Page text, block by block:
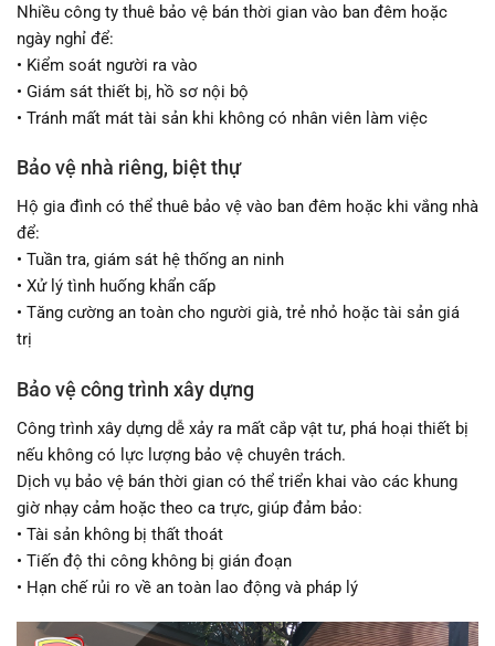
Nhiều công ty thuê bảo vệ bán thời gian vào ban đêm hoặc
ngày nghỉ để:
• Kiểm soát người ra vào
• Giám sát thiết bị, hồ sơ nội bộ
• Tránh mất mát tài sản khi không có nhân viên làm việc
Bảo vệ nhà riêng, biệt thự
Hộ gia đình có thể thuê bảo vệ vào ban đêm hoặc khi vắng nhà
để:
• Tuần tra, giám sát hệ thống an ninh
• Xử lý tình huống khẩn cấp
• Tăng cường an toàn cho người già, trẻ nhỏ hoặc tài sản giá
trị
Bảo vệ công trình xây dựng
Công trình xây dựng dễ xảy ra mất cắp vật tư, phá hoại thiết bị
nếu không có lực lượng bảo vệ chuyên trách.
Dịch vụ bảo vệ bán thời gian có thể triển khai vào các khung
giờ nhạy cảm hoặc theo ca trực, giúp đảm bảo:
• Tài sản không bị thất thoát
• Tiến độ thi công không bị gián đoạn
• Hạn chế rủi ro về an toàn lao động và pháp lý